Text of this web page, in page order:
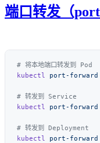
端口转发（
kubectl
port-forward
kubectl
port-forward
kubectl
port-forward